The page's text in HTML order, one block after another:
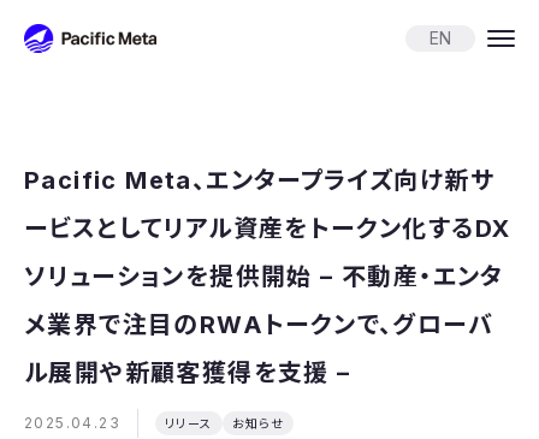
EN
Pacific Meta、エンタープライズ向け新サ
ービスとしてリアル資産をトークン化するDX
ソリューションを提供開始 – 不動産・エンタ
メ業界で注目のRWAトークンで、グローバ
ル展開や新顧客獲得を支援 –
2025.04.23 リリース お知らせ